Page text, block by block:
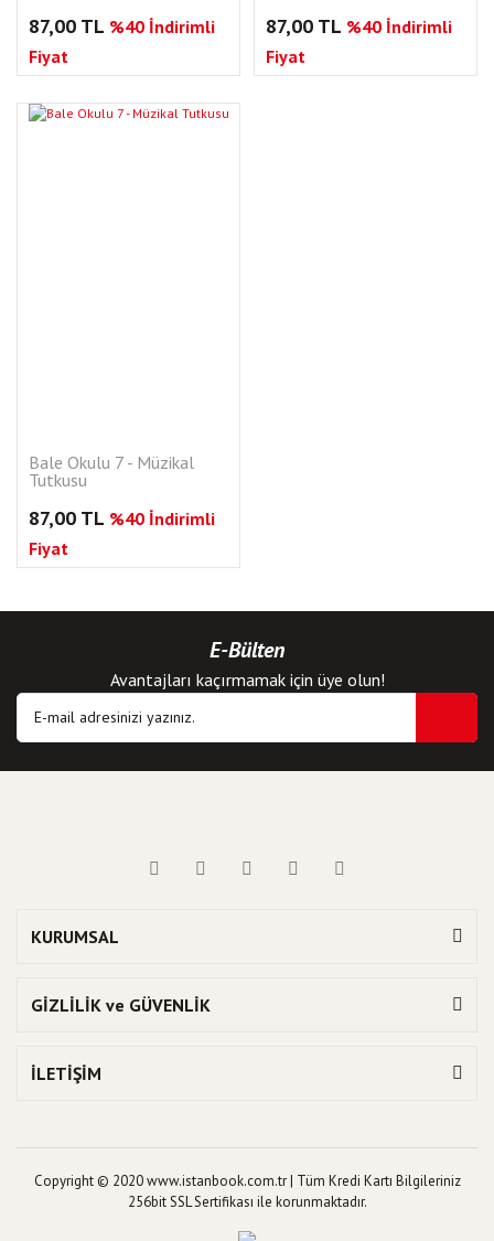
87,00 TL %40 İndirimli
Fiyat
87,00 TL %40 İndirimli
Fiyat
Bale Okulu 7 - Müzikal
Tutkusu
87,00 TL %40 İndirimli
Fiyat
E-Bülten
Avantajları kaçırmamak için üye olun!
KURUMSAL
GİZLİLİK ve GÜVENLİK
İLETİŞİM
Copyright © 2020 www.istanbook.com.tr | Tüm Kredi Kartı Bilgileriniz
256bit SSL Sertifikası ile korunmaktadır.